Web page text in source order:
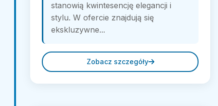
stanowią kwintesencję elegancji i
stylu. W ofercie znajdują się
ekskluzywne...
Zobacz szczegóły